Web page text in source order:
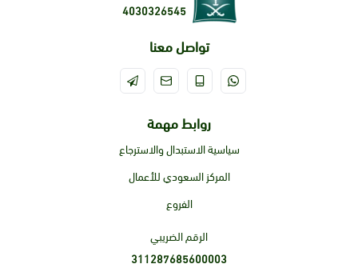
4030326545
تواصل معنا
روابط مهمة
سياسية الاستبدال والاسترجاع
المركز السعودي للأعمال
الفروع
الرقم الضريبي
311287685600003